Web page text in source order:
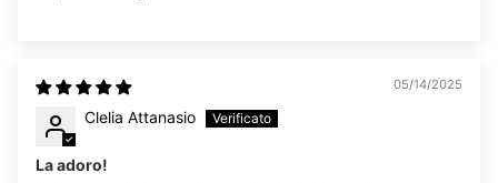
05/14/2025
Clelia Attanasio
La adoro!